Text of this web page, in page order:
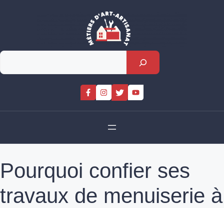
Rechercher
Pourquoi confier ses
travaux de menuiserie à